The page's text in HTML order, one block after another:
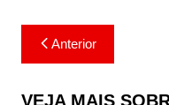
Navegação
de
Post
Anterior
VEJA MAIS